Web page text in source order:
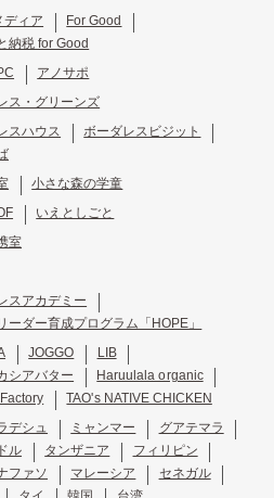
ディア
For Good
納税 for Good
アノサポ
ス・グリーンズ
スハウス
ボーダレスビジット
小さな森の学童
いえとしごと
室
スアカデミー
ーダー育成プログラム「HOPE」
JOGGO
LIB
シアバター
Haruulala organic
TAO's NATIVE CHICKEN
デシュ ミャンマー
グアテマラ
ル
タンザニア
フィリピン
ファソ
マレーシア
セネガル